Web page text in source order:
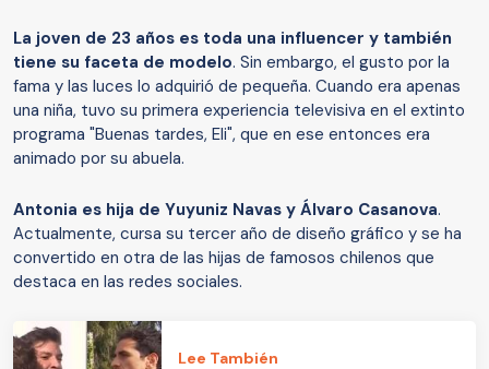
La joven de 23 años es toda una influencer y también
tiene su faceta de modelo. Sin embargo, el gusto por la
fama y las luces lo adquirió de pequeña. Cuando era apenas
una niña, tuvo su primera experiencia televisiva en el extinto
programa "Buenas tardes, Eli", que en ese entonces era
animado por su abuela.
Antonia es hija de Yuyuniz Navas y Álvaro Casanova.
Actualmente, cursa su tercer año de diseño gráfico y se ha
convertido en otra de las hijas de famosos chilenos que
destaca en las redes sociales.
Lee También